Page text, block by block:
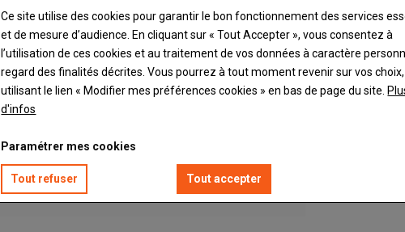
Ce site utilise des cookies pour garantir le bon fonctionnement des services
et de mesure d’audience. En cliquant sur « Tout Accepter », vous consentez à
l’utilisation de ces cookies et au traitement de vos données à caractère
regard des finalités décrites. Vous pourrez à tout moment revenir sur vos
utilisant le lien « Modifier mes préférences cookies » en bas de page du site.
d'infos
Paramétrer mes cookies
Tout refuser Tout accepter